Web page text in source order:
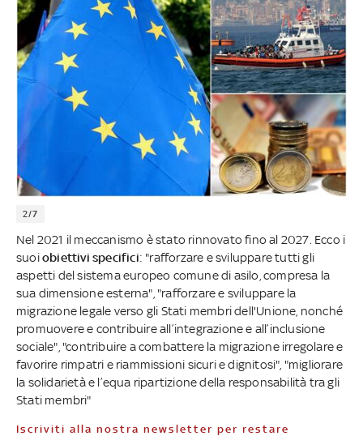
2/7
Nel 2021 il meccanismo è stato rinnovato fino al 2027. Ecco i
suoiobiettivi specifici: "rafforzare e sviluppare tutti gli
aspetti del sistema europeo comune di asilo, compresa la
sua dimensione esterna", "rafforzare e sviluppare la
migrazione legale verso gli Stati membri dell'Unione, nonché
promuovere e contribuire all’integrazione e all’inclusione
sociale", "contribuire a combattere la migrazione irregolare e
favorire rimpatri e riammissioni sicuri e dignitosi", "migliorare
la solidarietà e l’equa ripartizione della responsabilità tra gli
Stati membri"
Iscriviti alla nostra newsletter per restare